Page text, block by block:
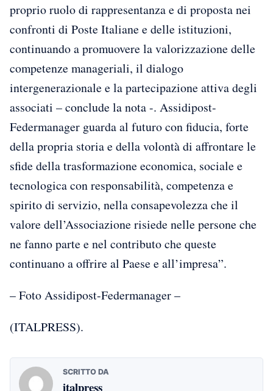
proprio ruolo di rappresentanza e di proposta nei
confronti di Poste Italiane e delle istituzioni,
continuando a promuovere la valorizzazione delle
competenze manageriali, il dialogo
intergenerazionale e la partecipazione attiva degli
associati – conclude la nota -. Assidipost-
Federmanager guarda al futuro con fiducia, forte
della propria storia e della volontà di affrontare le
sfide della trasformazione economica, sociale e
tecnologica con responsabilità, competenza e
spirito di servizio, nella consapevolezza che il
valore dell’Associazione risiede nelle persone che
ne fanno parte e nel contributo che queste
continuano a offrire al Paese e all’impresa”.
– Foto Assidipost-Federmanager –
(ITALPRESS).
SCRITTO DA
italpress